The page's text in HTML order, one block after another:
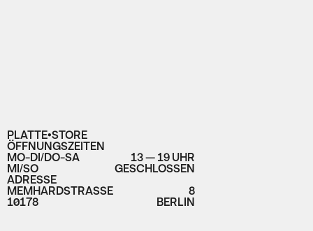
PLATTE•STORE
ÖFFNUNGSZEITEN
MO-DI/DO-SA 13 — 19 UHR
MI/SO GESCHLOSSEN
ADRESSE
MEMHARDSTRASSE 8
10178 BERLIN